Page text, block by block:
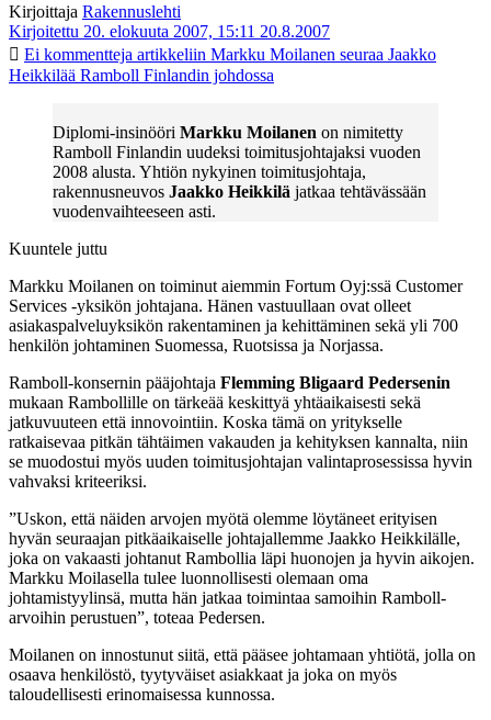
Kirjoittaja Rakennuslehti
Kirjoitettu 20. elokuuta 2007, 15:11 20.8.2007
Ei kommentteja artikkeliin Markku Moilanen seuraa Jaakko
Heikkilää Ramboll Finlandin johdossa
Diplomi-insinööri Markku Moilanen on nimitetty
Ramboll Finlandin uudeksi toimitusjohtajaksi vuoden
2008 alusta. Yhtiön nykyinen toimitusjohtaja,
rakennusneuvos Jaakko Heikkilä jatkaa tehtävässään
vuodenvaihteeseen asti.
Kuuntele juttu
Markku Moilanen on toiminut aiemmin Fortum Oyj:ssä Customer
Services -yksikön johtajana. Hänen vastuullaan ovat olleet
asiakaspalveluyksikön rakentaminen ja kehittäminen sekä yli 700
henkilön johtaminen Suomessa, Ruotsissa ja Norjassa.
Ramboll-konsernin pääjohtaja Flemming Bligaard Pedersenin
mukaan Rambollille on tärkeää keskittyä yhtäaikaisesti sekä
jatkuvuuteen että innovointiin. Koska tämä on yritykselle
ratkaisevaa pitkän tähtäimen vakauden ja kehityksen kannalta, niin
se muodostui myös uuden toimitusjohtajan valintaprosessissa hyvin
vahvaksi kriteeriksi.
”Uskon, että näiden arvojen myötä olemme löytäneet erityisen
hyvän seuraajan pitkäaikaiselle johtajallemme Jaakko Heikkilälle,
joka on vakaasti johtanut Rambollia läpi huonojen ja hyvin aikojen.
Markku Moilasella tulee luonnollisesti olemaan oma
johtamistyylinsä, mutta hän jatkaa toimintaa samoihin Ramboll-
arvoihin perustuen”, toteaa Pedersen.
Moilanen on innostunut siitä, että pääsee johtamaan yhtiötä, jolla on
osaava henkilöstö, tyytyväiset asiakkaat ja joka on myös
taloudellisesti erinomaisessa kunnossa.